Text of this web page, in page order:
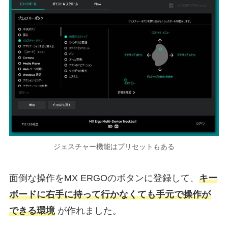
ジェスチャー機能はプリセットもある
面倒な操作をMX ERGOのボタンに登録して、 キー
ボードに右手に持って行かなくても手元で操作が
できる環境が作れました。